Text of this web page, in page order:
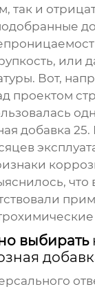
так и
или
Вот,
проектом
добавка 25.
что
выбирать